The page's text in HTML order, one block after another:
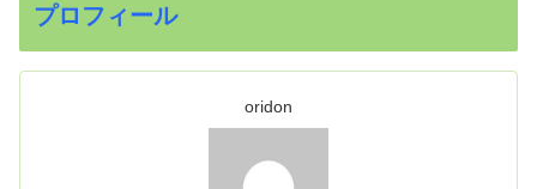
プロフィール
oridon